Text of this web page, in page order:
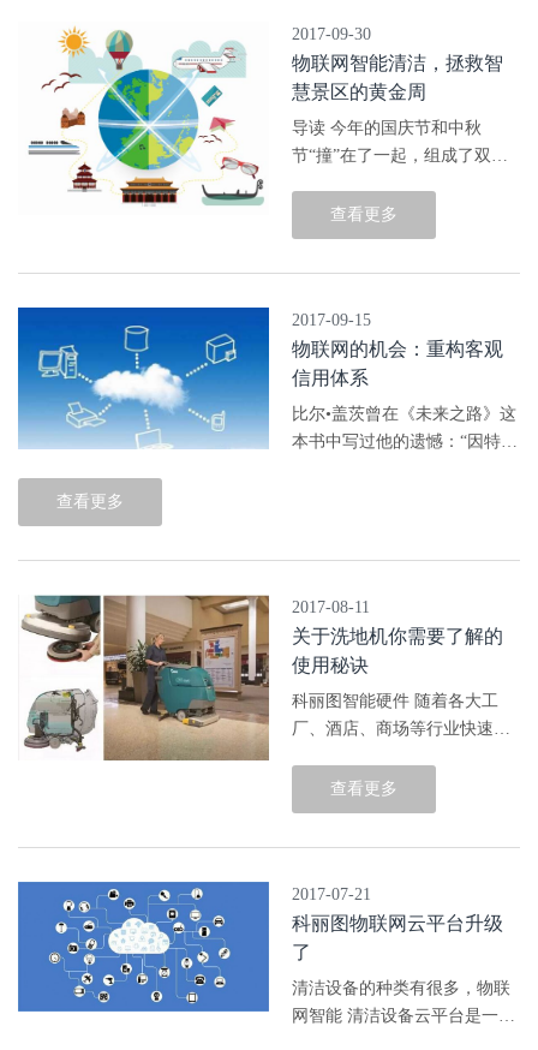
2017-09-30
物联网智能清洁，拯救智
慧景区的黄金周
导读 今年的国庆节和中秋
节“撞”在了一起，组成了双节
声势浩大，暗流涌动，身在其
中，一见难忘。这片海，就是
查看更多
2017-09-15
物联网的机会：重构客观
信用体系
比尔•盖茨曾在《未来之路》这
本书中写过他的遗憾：“因特网
查看更多
2017-08-11
关于洗地机你需要了解的
使用秘诀
科丽图智能硬件 随着各大工
厂、酒店、商场等行业快速发
来。而传统的单靠一个人一把
拖把的时代已经渐渐远去。为
查看更多
2017-07-21
科丽图物联网云平台升级
了
清洁设备的种类有很多，物联
网智能 清洁设备云平台是一种